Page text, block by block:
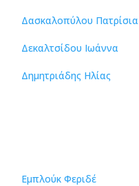
Δασκαλοπύλου Πατρίσια
Δεκαλτσίδου Ιωάννα
Δημητριάδης Ηλίας
Εμπλούκ Φεριδέ